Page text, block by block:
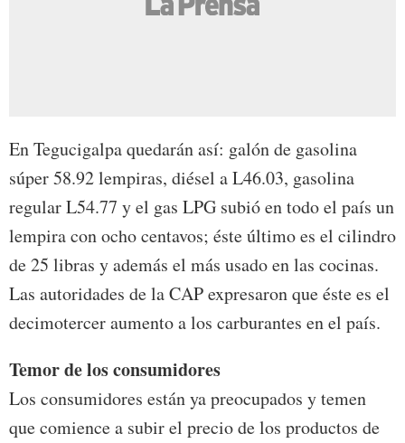
En Tegucigalpa quedarán así: galón de gasolina
súper 58.92 lempiras, diésel a L46.03, gasolina
regular L54.77 y el gas LPG subió en todo el país un
lempira con ocho centavos; éste último es el cilindro
de 25 libras y además el más usado en las cocinas.
Las autoridades de la CAP expresaron que éste es el
decimotercer aumento a los carburantes en el país.
Temor de los consumidores
Los consumidores están ya preocupados y temen
que comience a subir el precio de los productos de